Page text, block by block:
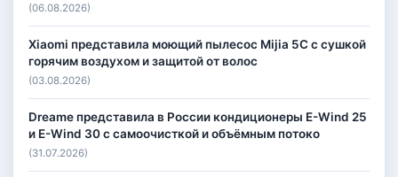
(06.08.2026)
Xiaomi представила моющий пылесос Mijia 5C с сушкой
горячим воздухом и защитой от волос
(03.08.2026)
Dreame представила в России кондиционеры E-Wind 25
и E-Wind 30 с самоочисткой и объёмным потоко
(31.07.2026)